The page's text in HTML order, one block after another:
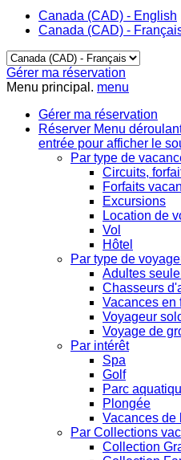
Canada (CAD) - English
Canada (CAD) -
Gérer ma réservation
Menu principal. menu
Gérer ma réservation
Réserver Menu
entrée pour afficher le
Par type de
Circuits,
Forfaits
Excursions
Location de
Vol
Hôtel
Par type de
Adultes
Chasseurs
Vacances en
Voyageur
Voyage de
Par intérêt
Spa
Golf
Parc
Plongée
Vacances de
Par Collections
Collection